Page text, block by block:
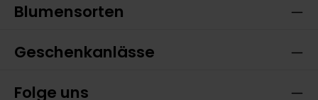
Blumensorten
Geschenkanlässe
Folge uns